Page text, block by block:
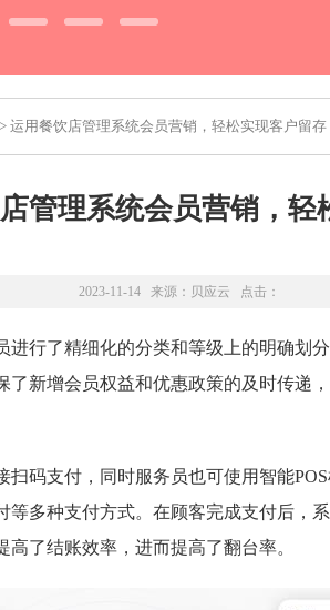
> 运用餐饮店管理系统会员营销，轻松实现客户留存
管理系统会员营销，轻
2023-11-14 来源： 贝应云 点击：
进行了精细化的分类和等级上的明确划
了新增会员权益和优惠政策的及时传递
扫码支付，同时服务员也可使用智能
等多种支付方式。在顾客完成支付后，
了结账效率，进而提高了翻台率。